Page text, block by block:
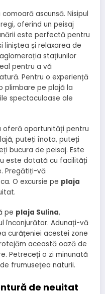
ascunsă. Nisipul
oferind un peisaj
este perfectă pentru
liniștea și relaxarea de
stațiunilor
pentru a vă
Pentru o experiență
plimbare pe plajă la
spectaculoase ale
oferă oportunități pentru
puteți înota, puteți
bucura de peisaj. Este
este dotată cu facilități
Pregătiți-vă
O excursie pe plaja
pe plaja Sulina,
înconjurător. Adunați-vă
curățeniei acestei zone
această oază de
Petreceți o zi minunată
frumusețea naturii.
de neuitat